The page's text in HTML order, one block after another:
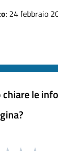
: 24 febbraio
chiare le